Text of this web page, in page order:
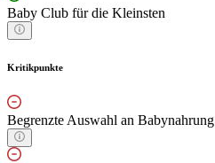
Baby Club für die Kleinsten
Kritikpunkte
Begrenzte Auswahl an Babynahrung